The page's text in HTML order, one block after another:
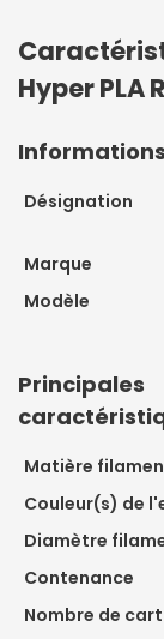
Hyper PLA
Désignation
Marque
Modèle
Principales
Matière
Couleur(s) de
Diamètre
Contenance
Nombre de